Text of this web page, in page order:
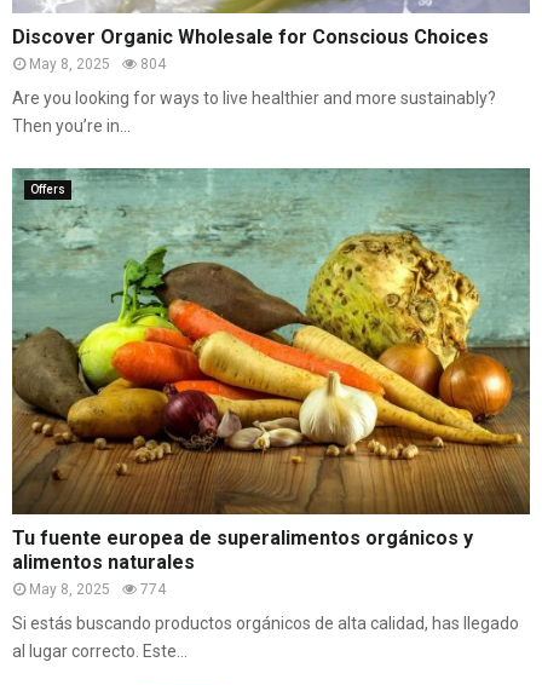
Discover Organic Wholesale for Conscious Choices
May 8, 2025 804
Are you looking for ways to live healthier and more sustainably?
Then you’re in...
Offers
Tu fuente europea de superalimentos orgánicos y
alimentos naturales
May 8, 2025 774
Si estás buscando productos orgánicos de alta calidad, has llegado
al lugar correcto. Este...